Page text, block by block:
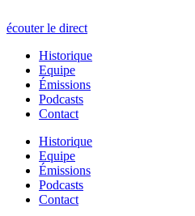
écouter le direct
Historique
Equipe
Émissions
Podcasts
Contact
Historique
Equipe
Émissions
Podcasts
Contact